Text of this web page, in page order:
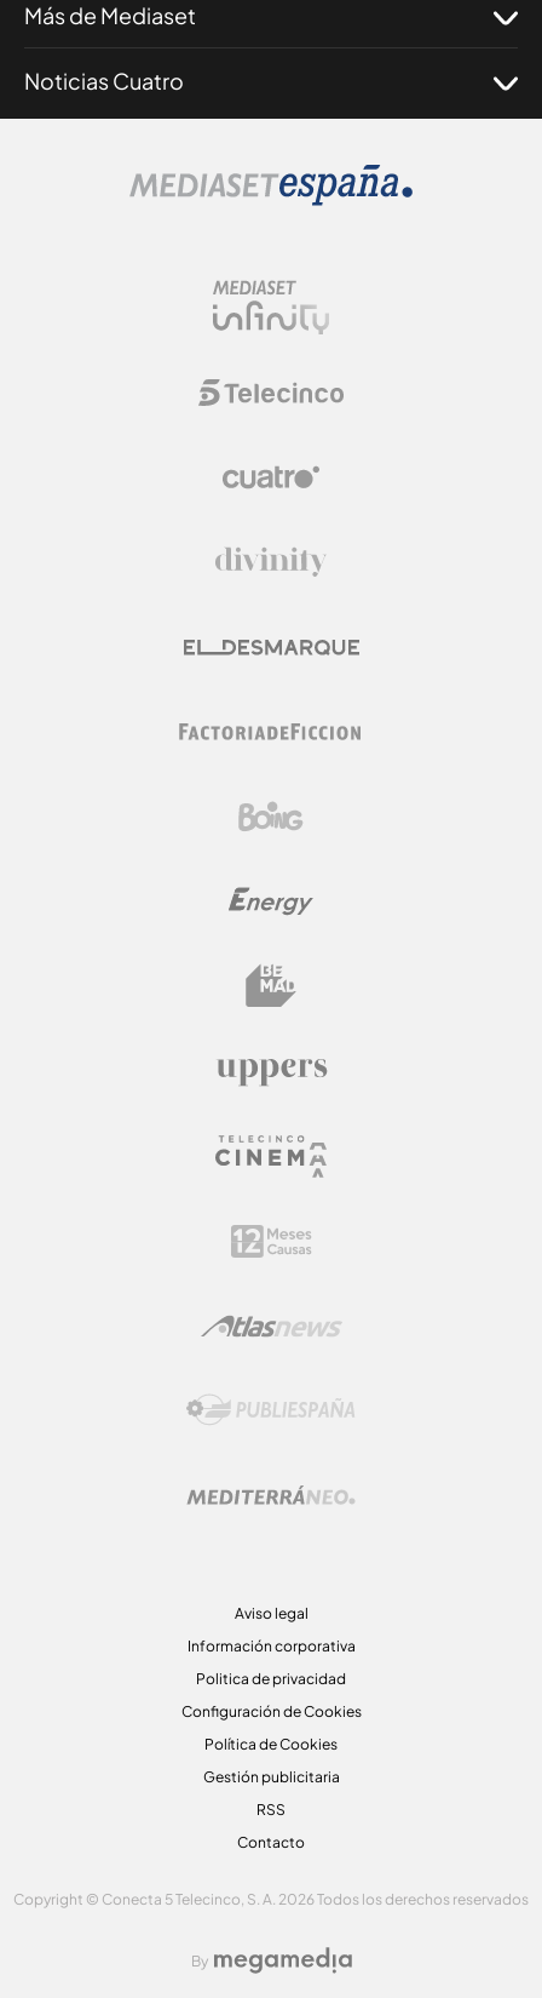
Más de Mediaset
Noticias Cuatro
Aviso legal
Información corporativa
Politica de privacidad
Configuración de Cookies
Política de Cookies
Gestión publicitaria
RSS
Contacto
Copyright © Conecta 5 Telecinco, S. A. 2026 Todos los derechos reservados
By